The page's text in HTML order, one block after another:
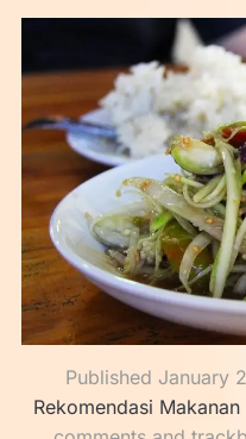
Published January
Rekomendasi